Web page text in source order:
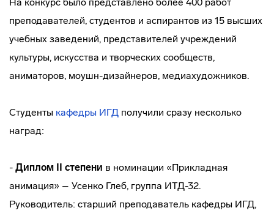
преподавателей, студентов и аспирантов из 15 высших
учебных заведений, представителей учреждений
культуры, искусства и творческих сообществ,
аниматоров, моушн-дизайнеров, медиахудожников.
Студенты кафедры ИГД получили сразу несколько
наград:
- Диплом II степени в номинации «Прикладная
анимация» – Усенко Глеб, группа ИТД-32.
Руководитель: старший преподаватель кафедры ИГД,